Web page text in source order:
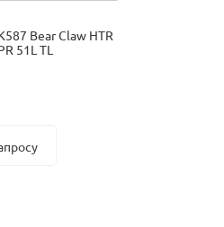
Bear Claw HTR
51L TL